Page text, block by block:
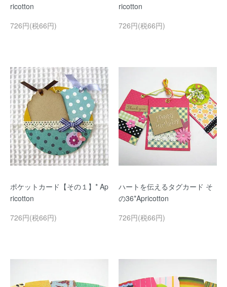
ricotton
726円(税66円)
ricotton
726円(税66円)
ポケットカード【その１】* Ap
ricotton
726円(税66円)
ハートを伝えるタグカード そ
の36*Apricotton
726円(税66円)